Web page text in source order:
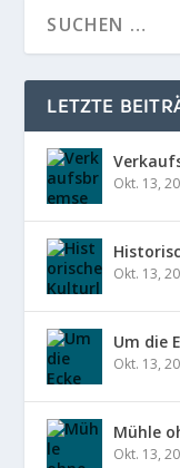
LETZTE
Okt. 13,
Okt. 13,
Um die
Okt. 13,
Mühle
Okt. 13,